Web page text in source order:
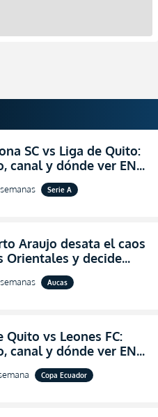
SC vs Liga de Quito:
canal y dónde ver EN
Fecha 22 de la LigaPro
Serie A
Araujo desata el caos
Orientales y decide
la dirección técnica
Aucas
Quito vs Leones FC:
canal y dónde ver EN
octavos de final de la
2026
Copa Ecuador